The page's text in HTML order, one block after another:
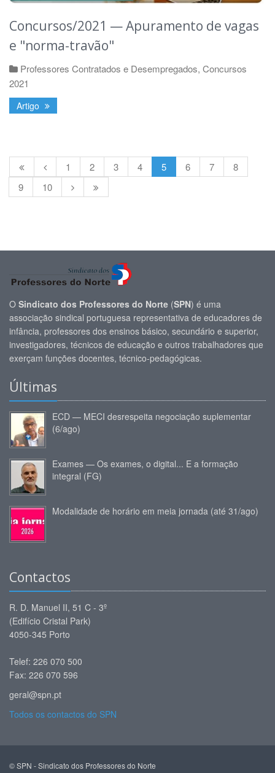
Concursos/2021 — Apuramento de vagas
e "norma-travão"
Professores Contratados e Desempregados, Concursos
2021
Artigo
1 2 3 4 5 6 7
8
9
10
O Sindicato dos Professores do Norte (SPN) é uma
associação sindical portuguesa representativa de educadores de
infância, professores dos ensinos básico, secundário e superior,
investigadores, técnicos de educação e outros trabalhadores que
exerçam funções docentes, técnico-pedagógicas.
Últimas
ECD — MECI desrespeita negociação suplementar
(6/ago)
Exames — Os exames, o digital... E a formação
integral (FG)
Modalidade de horário em meia jornada (até 31/ago)
Contactos
R. D. Manuel II, 51 C - 3º
(Edifício Cristal Park)
4050-345 Porto
Telef: 226 070 500
Fax: 226 070 596
geral@spn.pt
Todos os contactos do SPN
© SPN - Sindicato dos Professores do Norte